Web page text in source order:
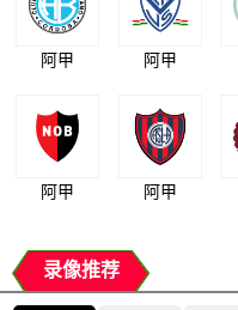
阿甲 阿甲
阿甲 阿甲
录像推荐